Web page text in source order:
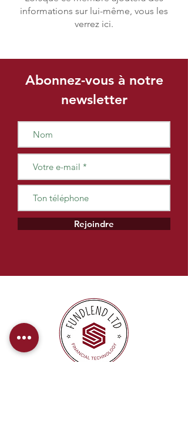
informations sur lui-même, vous les
verrez ici.
Abonnez-vous à notre
newsletter
Rejoindre